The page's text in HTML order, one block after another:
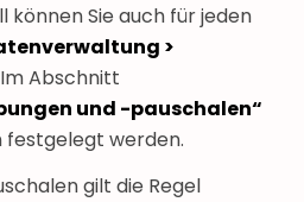
können Sie auch für jeden
>
Abschnitt
und -pauschalen“
festgelegt werden.
gilt die Regel